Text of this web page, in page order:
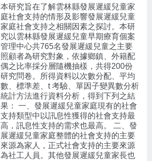
本研究旨在了解雲林縣發展遲緩兒童家
庭社會支持的情形及影響發展遲緩兒童
家庭社會支持之相關因素之探討。本研
究以雲林縣發展遲緩兒童早期療育個案
管理中心共765名發展遲緩兒童之主要
照顧者為研究對象，依據鄉鎮、外籍配
偶之比率採分層隨機抽樣，共得200份
研究問卷。所得資料以次數分配、平均
數、標準差、t 考驗、單因子變異數分析
統計方法進行資料分析，得到下列之結
果： 一、發展遲緩兒童家庭現有的社會
支持類型中以訊息性獲得的社會支持最
高，訊息性支持的需求也最高。 二、發
展遲緩兒童家庭整體的社會支持的主要
來源為家人，正式社會支持的主要來源
為社工人員。其他發展遲緩兒童家長也